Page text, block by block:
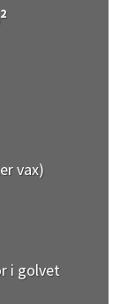
2
vax)
i golvet